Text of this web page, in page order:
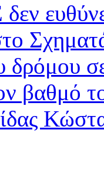
δρόμου
βαθμό